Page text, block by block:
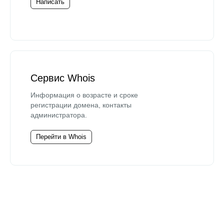
Написать
Сервис Whois
Информация о возрасте и сроке
регистрации домена, контакты
администратора.
Перейти в Whois